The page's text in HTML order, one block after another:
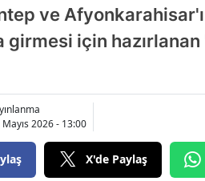
Antalya
Artvin
Bilecik
Bingöl
ve
girmesi için
Mayıs 2026 - 13:00
X'de Paylaş